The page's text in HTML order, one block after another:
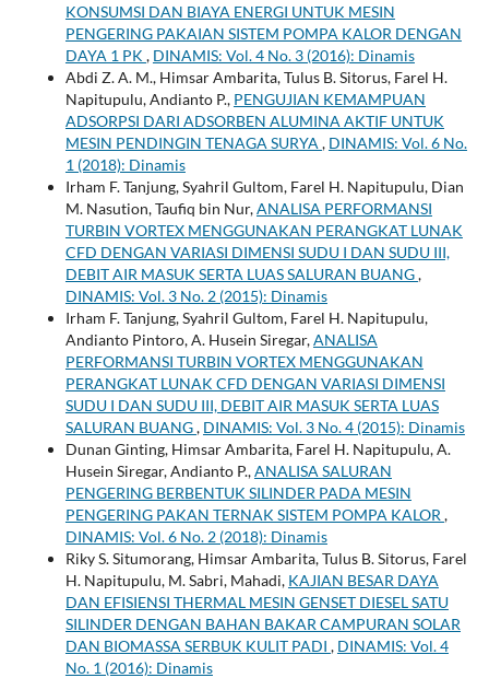
KONSUMSI DAN BIAYA ENERGI UNTUK MESIN
PENGERING PAKAIAN SISTEM POMPA KALOR DENGAN
DAYA 1 PK , DINAMIS: Vol. 4 No. 3 (2016): Dinamis
Abdi Z. A. M., Himsar Ambarita, Tulus B. Sitorus, Farel H.
Napitupulu, Andianto P., PENGUJIAN KEMAMPUAN
ADSORPSI DARI ADSORBEN ALUMINA AKTIF UNTUK
MESIN PENDINGIN TENAGA SURYA , DINAMIS: Vol. 6 No.
1 (2018): Dinamis
Irham F. Tanjung, Syahril Gultom, Farel H. Napitupulu, Dian
M. Nasution, Taufiq bin Nur,ANALISA PERFORMANSI
TURBIN VORTEX MENGGUNAKAN PERANGKAT LUNAK
CFD DENGAN VARIASI DIMENSI SUDU I DAN SUDU III,
DEBIT AIR MASUK SERTA LUAS SALURAN BUANG,
DINAMIS: Vol. 3 No. 2 (2015): Dinamis
Irham F. Tanjung, Syahril Gultom, Farel H. Napitupulu,
Andianto Pintoro, A. Husein Siregar,ANALISA
PERFORMANSI TURBIN VORTEX MENGGUNAKAN
PERANGKAT LUNAK CFD DENGAN VARIASI DIMENSI
SUDU I DAN SUDU III, DEBIT AIR MASUK SERTA LUAS
SALURAN BUANG, DINAMIS: Vol. 3 No. 4 (2015): Dinamis
Dunan Ginting, Himsar Ambarita, Farel H. Napitupulu, A.
Husein Siregar, Andianto P.,ANALISA SALURAN
PENGERING BERBENTUK SILINDER PADA MESIN
PENGERING PAKAN TERNAK SISTEM POMPA KALOR ,
DINAMIS: Vol. 6 No. 2 (2018): Dinamis
Riky S. Situmorang, Himsar Ambarita, Tulus B. Sitorus, Farel
H. Napitupulu, M. Sabri, Mahadi, KAJIAN BESAR DAYA
DAN EFISIENSI THERMAL MESIN GENSET DIESEL SATU
SILINDER DENGAN BAHAN BAKAR CAMPURAN SOLAR
DAN BIOMASSA SERBUK KULIT PADI , DINAMIS: Vol. 4
No. 1 (2016): Dinamis